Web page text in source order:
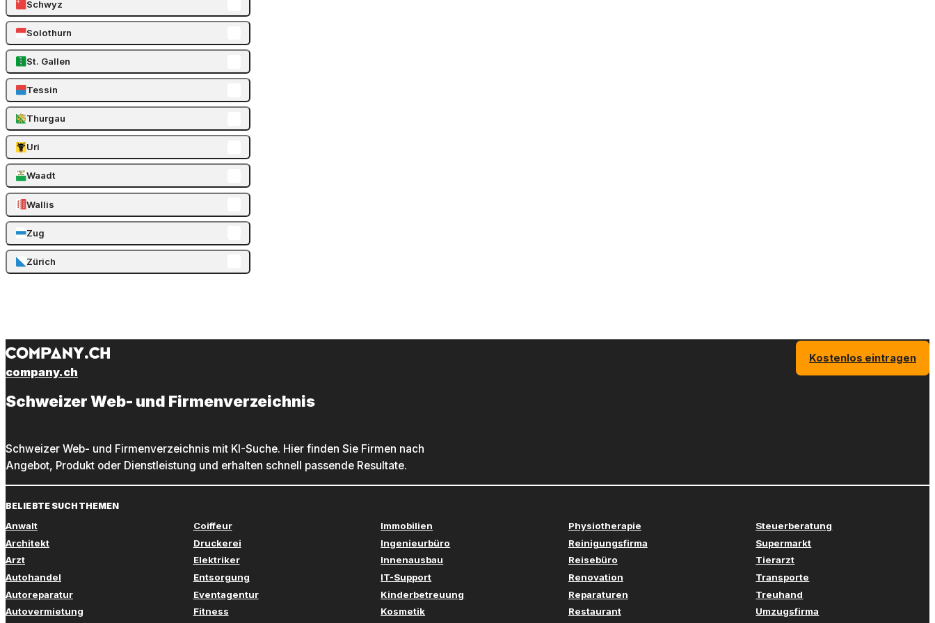
Schwyz
Solothurn
St. Gallen
Tessin
Thurgau
Uri
Waadt
Wallis
Zug
Zürich
company.ch
Kostenlos eintragen
Schweizer Web- und Firmenverzeichnis
Schweizer Web- und Firmenverzeichnis mit KI-Suche. Hier finden Sie Firmen nach
Angebot, Produkt oder Dienstleistung und erhalten schnell passende Resultate.
BELIEBTE SUCHTHEMEN
Anwalt
Architekt
Arzt
Autohandel
Autoreparatur
Autovermietung
Coiffeur
Druckerei
Elektriker
Entsorgung
Eventagentur
Fitness
Immobilien
Ingenieurbüro
Innenausbau
IT-Support
Kinderbetreuung
Kosmetik
Physiotherapie
Reinigungsfirma
Reisebüro
Renovation
Reparaturen
Restaurant
Steuerberatung
Supermarkt
Tierarzt
Transporte
Treuhand
Umzugsfirma